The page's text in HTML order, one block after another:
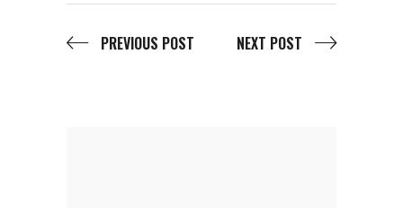
PREVIOUS POST NEXT POST